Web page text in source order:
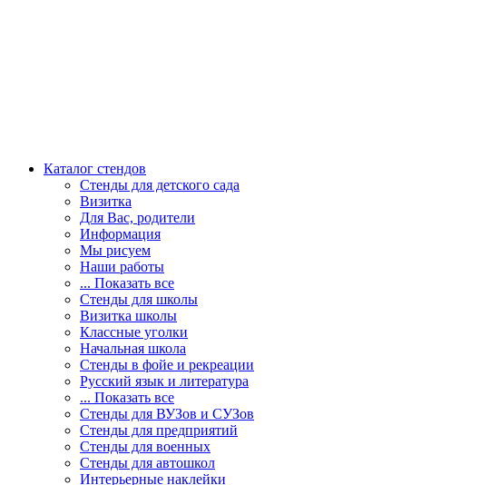
Каталог стендов
Стенды для детского сада
Визитка
Для Вас, родители
Информация
Мы рисуем
Наши работы
... Показать все
Стенды для школы
Визитка школы
Классные уголки
Начальная школа
Стенды в фойе и рекреации
Русский язык и литература
... Показать все
Стенды для ВУЗов и СУЗов
Стенды для предприятий
Стенды для военных
Стенды для автошкол
Интерьерные наклейки